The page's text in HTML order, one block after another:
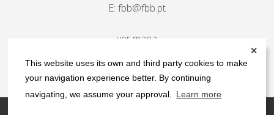
This website uses its own and third party cookies to make
your navigation experience better. By continuing
navigating, we assume your approval.
Learn more
✕
E: fbb@fbb.pt
ver mapa